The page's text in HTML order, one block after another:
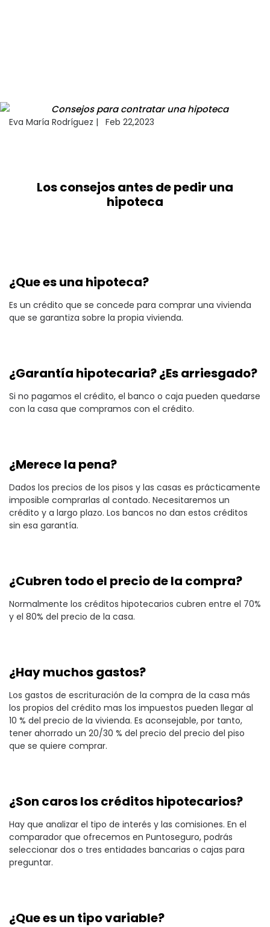
Puntoseguro Fit
Eva María Rodríguez | Feb 22,2023
Los consejos antes de pedir una
hipoteca
¿Que es una hipoteca?
Es un crédito que se concede para comprar una vivienda
que se garantiza sobre la propia vivienda.
¿Garantía hipotecaria? ¿Es arriesgado?
Si no pagamos el crédito, el banco o caja pueden quedarse
con la casa que compramos con el crédito.
¿Merece la pena?
Dados los precios de los pisos y las casas es prácticamente
imposible comprarlas al contado. Necesitaremos un
crédito y a largo plazo. Los bancos no dan estos créditos
sin esa garantía.
¿Cubren todo el precio de la compra?
Normalmente los créditos hipotecarios cubren entre el 70%
y el 80% del precio de la casa.
¿Hay muchos gastos?
Los gastos de escrituración de la compra de la casa más
los propios del crédito mas los impuestos pueden llegar al
10 % del precio de la vivienda. Es aconsejable, por tanto,
tener ahorrado un 20/30 % del precio del precio del piso
que se quiere comprar.
¿Son caros los créditos hipotecarios?
Hay que analizar el tipo de interés y las comisiones. En el
comparador que ofrecemos en Puntoseguro, podrás
seleccionar dos o tres entidades bancarias o cajas para
preguntar.
¿Que es un tipo variable?